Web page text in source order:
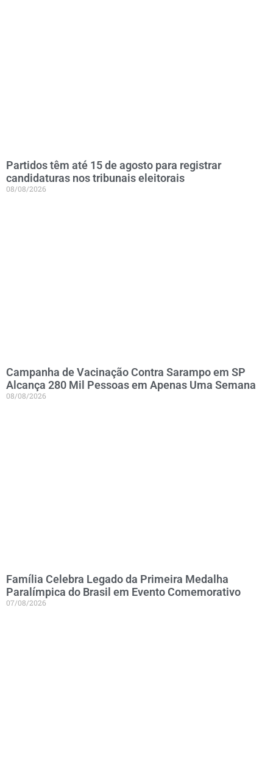
Partidos têm até 15 de agosto para registrar
candidaturas nos tribunais eleitorais
08/08/2026
Campanha de Vacinação Contra Sarampo em SP
Alcança 280 Mil Pessoas em Apenas Uma Semana
08/08/2026
Família Celebra Legado da Primeira Medalha
Paralímpica do Brasil em Evento Comemorativo
07/08/2026